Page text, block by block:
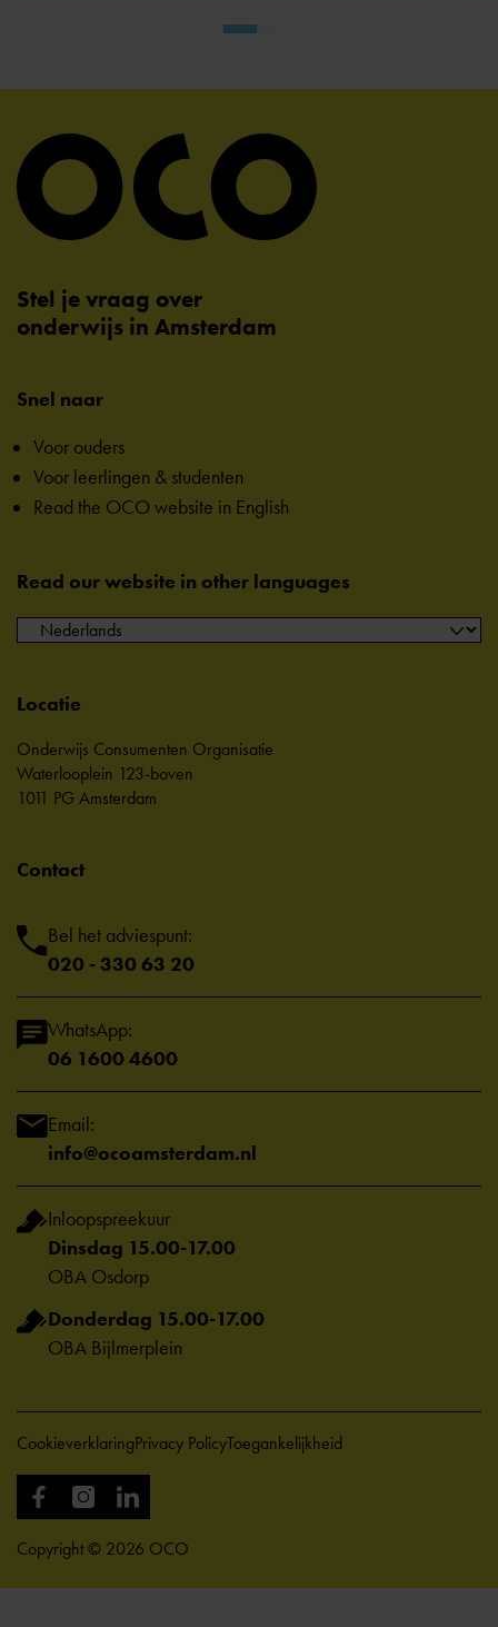
Stel je vraag over
onderwijs in Amsterdam
Snel naar
Voor ouders
Voor leerlingen & studenten
Read the OCO website in English
Read our website in other languages
Locatie
Onderwijs Consumenten Organisatie
Waterlooplein 123-boven
1011 PG Amsterdam
Contact
Bel het adviespunt:
020 - 330 63 20
WhatsApp:
06 1600 4600
Email:
info@ocoamsterdam.nl
Inloopspreekuur
Dinsdag 15.00-17.00
OBA Osdorp
Donderdag 15.00-17.00
OBA Bijlmerplein
Copyright © 2026 OCO
CookieverklaringPrivacy PolicyToegankelijkheid